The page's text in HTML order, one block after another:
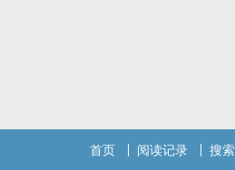
首页 阅读记录 搜